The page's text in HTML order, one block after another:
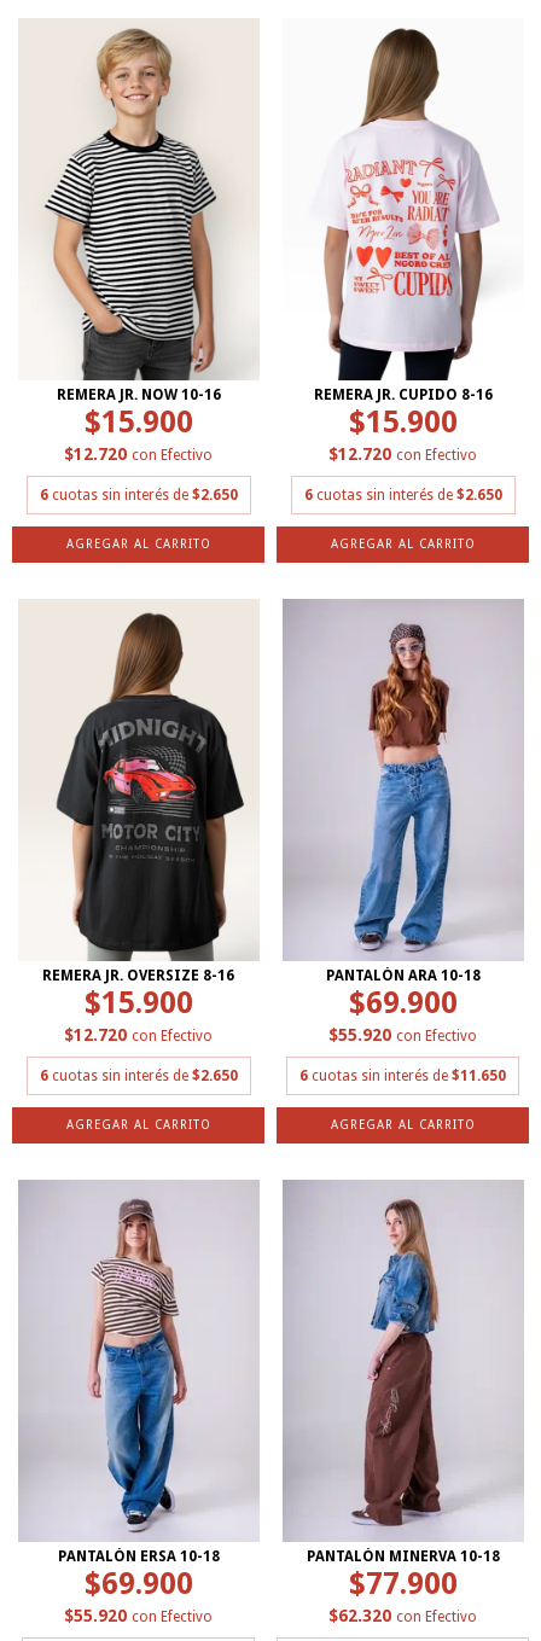
REMERA JR. NOW 10-16
$15.900
$12.720 con Efectivo
6 cuotas sin interés de $2.650
AGREGAR AL CARRITO
REMERA JR. CUPIDO 8-16
$15.900
$12.720 con Efectivo
6 cuotas sin interés de $2.650
AGREGAR AL CARRITO
REMERA JR. OVERSIZE 8-16
$15.900
$12.720 con Efectivo
6 cuotas sin interés de $2.650
AGREGAR AL CARRITO
PANTALÓN ARA 10-18
$69.900
$55.920 con Efectivo
6 cuotas sin interés de $11.650
AGREGAR AL CARRITO
PANTALÓN ERSA 10-18
$69.900
$55.920 con Efectivo
PANTALÓN MINERVA 10-18
$77.900
$62.320 con Efectivo